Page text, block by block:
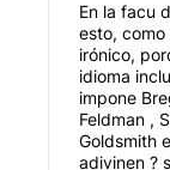
En la facu
esto, como
irónico,
idioma
impone
Feldman ,
Goldsmith
adivinen ?